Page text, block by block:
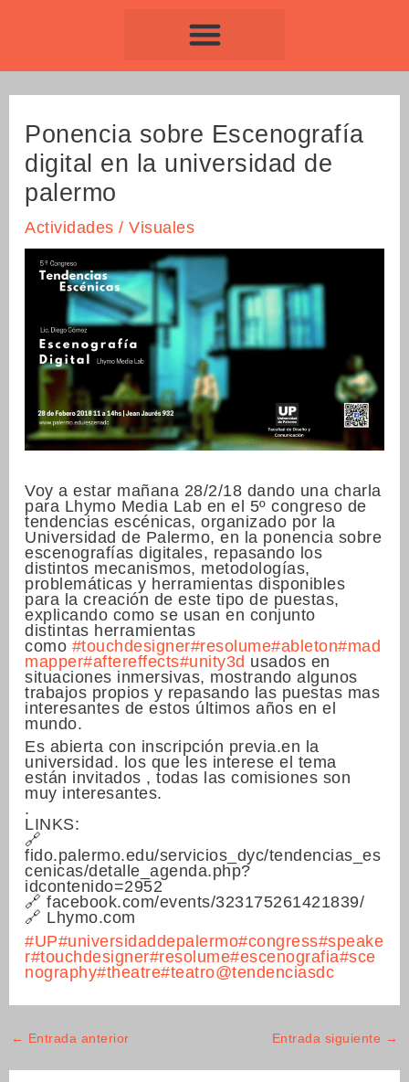
Ponencia sobre Escenografía
digital en la universidad de
palermo
Actividades /Visuales
Voy a estar mañana 28/2/18 dando una charla
para Lhymo Media Lab en el 5º congreso de
tendencias escénicas, organizado por la
Universidad de Palermo, en la ponencia sobre
escenografías digitales, repasando los
distintos mecanismos, metodologías,
problemáticas y herramientas disponibles
para la creación de este tipo de puestas,
explicando como se usan en conjunto
distintas herramientas
como #touchdesigner#resolume#ableton#mad
mapper#aftereffects#unity3d usados en
situaciones inmersivas, mostrando algunos
trabajos propios y repasando las puestas mas
interesantes de estos últimos años en el
mundo.
Es abierta con inscripción previa.en la
universidad. los que les interese el tema
están invitados , todas las comisiones son
muy interesantes.
.
LINKS:
🔗
fido.palermo.edu/servicios_dyc/tendencias_es
cenicas/detalle_agenda.php?
idcontenido=2952
🔗 facebook.com/events/323175261421839/
🔗 Lhymo.com
#UP#universidaddepalermo#congress#speake
r#touchdesigner#resolume#escenografia#sce
nography#theatre#teatro@tendenciasdc
← Entrada anterior Entrada siguiente →